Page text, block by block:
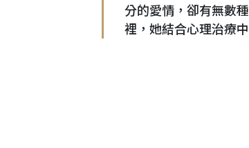
分的愛情，卻有無數
裡，她結合心理治療